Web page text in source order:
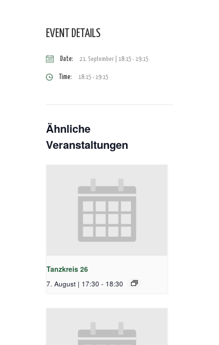
EVENT DETAILS
Date: 21. September | 18:15 -19:15
Time: 18:15 - 19:15
Ähnliche
Veranstaltungen
Tanzkreis 26
7. August | 17:30 - 18:30